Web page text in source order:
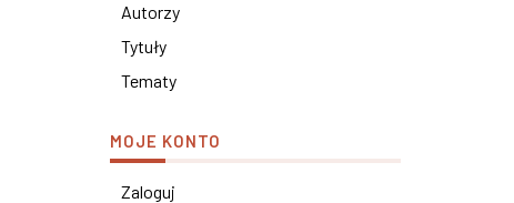
Autorzy
Tytuły
Tematy
MOJE KONTO
Zaloguj